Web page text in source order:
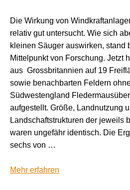
Die Wirkung von
relativ gut untersucht. Wie sich
kleinen Säuger auswirken, stand
Mittelpunkt von Forschung. Jetzt
aus Grossbritannien auf 19
sowie benachbarten Feldern
Südwestengland
aufgestellt. Größe, Landnutzung
Landschaftstrukturen der jeweils
waren ungefähr identisch. Die
sechs von …
Mehr erfahren